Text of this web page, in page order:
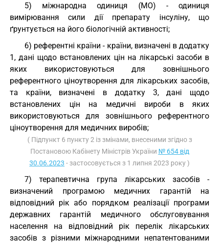
5) міжнародна одиниця (МО) - одиниця
вимірювання сили дії препарату інсуліну, що
ґрунтується на його біологічній активності;
6) референтні країни - країни, визначені в додатку
1, дані щодо встановлених цін на лікарські засоби в
яких використовуються для зовнішнього
референтного ціноутворення для лікарських засобів,
та країни, визначені в додатку 3, дані щодо
встановлених цін на медичні вироби в яких
використовуються для зовнішнього референтного
ціноутворення для медичних виробів;
( Підпункт 6 пункту 2 із змінами, внесеними згідно з
Постановою Кабінету Міністрів України № 654 від
30.06.2023 - застосовується з 1 липня 2023 року )
7) терапевтична група лікарських засобів -
визначений програмою медичних гарантій на
відповідний рік або порядком реалізації програми
державних гарантій медичного обслуговування
населення на відповідний рік перелік лікарських
засобів з різними міжнародними непатентованими